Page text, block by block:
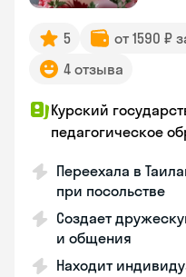
5 от 1590 ₽
4 отзыва
Курский
педагогическое
Переехала в
при посольстве
Создает
и общения
Находит